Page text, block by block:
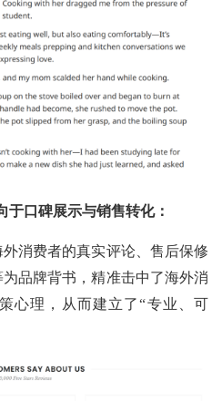
于口碑展示与销售转化：
消费者的真实评论、售后保修
品牌背书，精准击中了海外消
心理，从而建立了“专业、可